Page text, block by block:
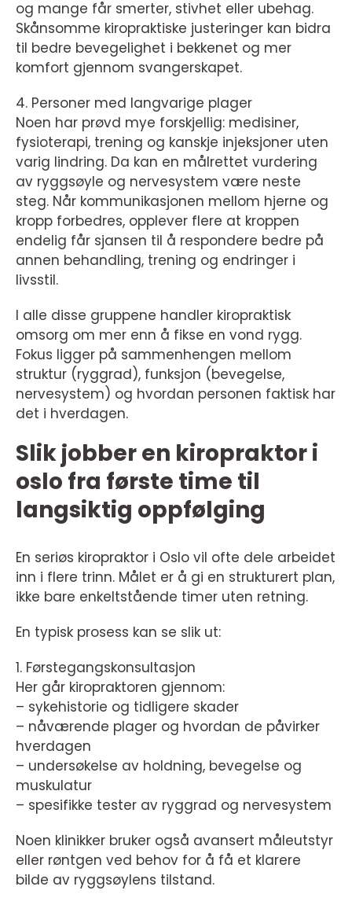
og mange får smerter, stivhet eller ubehag.
Skånsomme kiropraktiske justeringer kan bidra
til bedre bevegelighet i bekkenet og mer
komfort gjennom svangerskapet.
4. Personer med langvarige plager
Noen har prøvd mye forskjellig: medisiner,
fysioterapi, trening og kanskje injeksjoner uten
varig lindring. Da kan en målrettet vurdering
av ryggsøyle og nervesystem være neste
steg. Når kommunikasjonen mellom hjerne og
kropp forbedres, opplever flere at kroppen
endelig får sjansen til å respondere bedre på
annen behandling, trening og endringer i
livsstil.
I alle disse gruppene handler kiropraktisk
omsorg om mer enn å fikse en vond rygg.
Fokus ligger på sammenhengen mellom
struktur (ryggrad), funksjon (bevegelse,
nervesystem) og hvordan personen faktisk har
det i hverdagen.
Slik jobber en kiropraktor i
oslo fra første time til
langsiktig oppfølging
En seriøs kiropraktor i Oslo vil ofte dele arbeidet
inn i flere trinn. Målet er å gi en strukturert plan,
ikke bare enkeltstående timer uten retning.
En typisk prosess kan se slik ut:
1. Førstegangskonsultasjon
Her går kiropraktoren gjennom:
– sykehistorie og tidligere skader
– nåværende plager og hvordan de påvirker
hverdagen
– undersøkelse av holdning, bevegelse og
muskulatur
– spesifikke tester av ryggrad og nervesystem
Noen klinikker bruker også avansert måleutstyr
eller røntgen ved behov for å få et klarere
bilde av ryggsøylens tilstand.